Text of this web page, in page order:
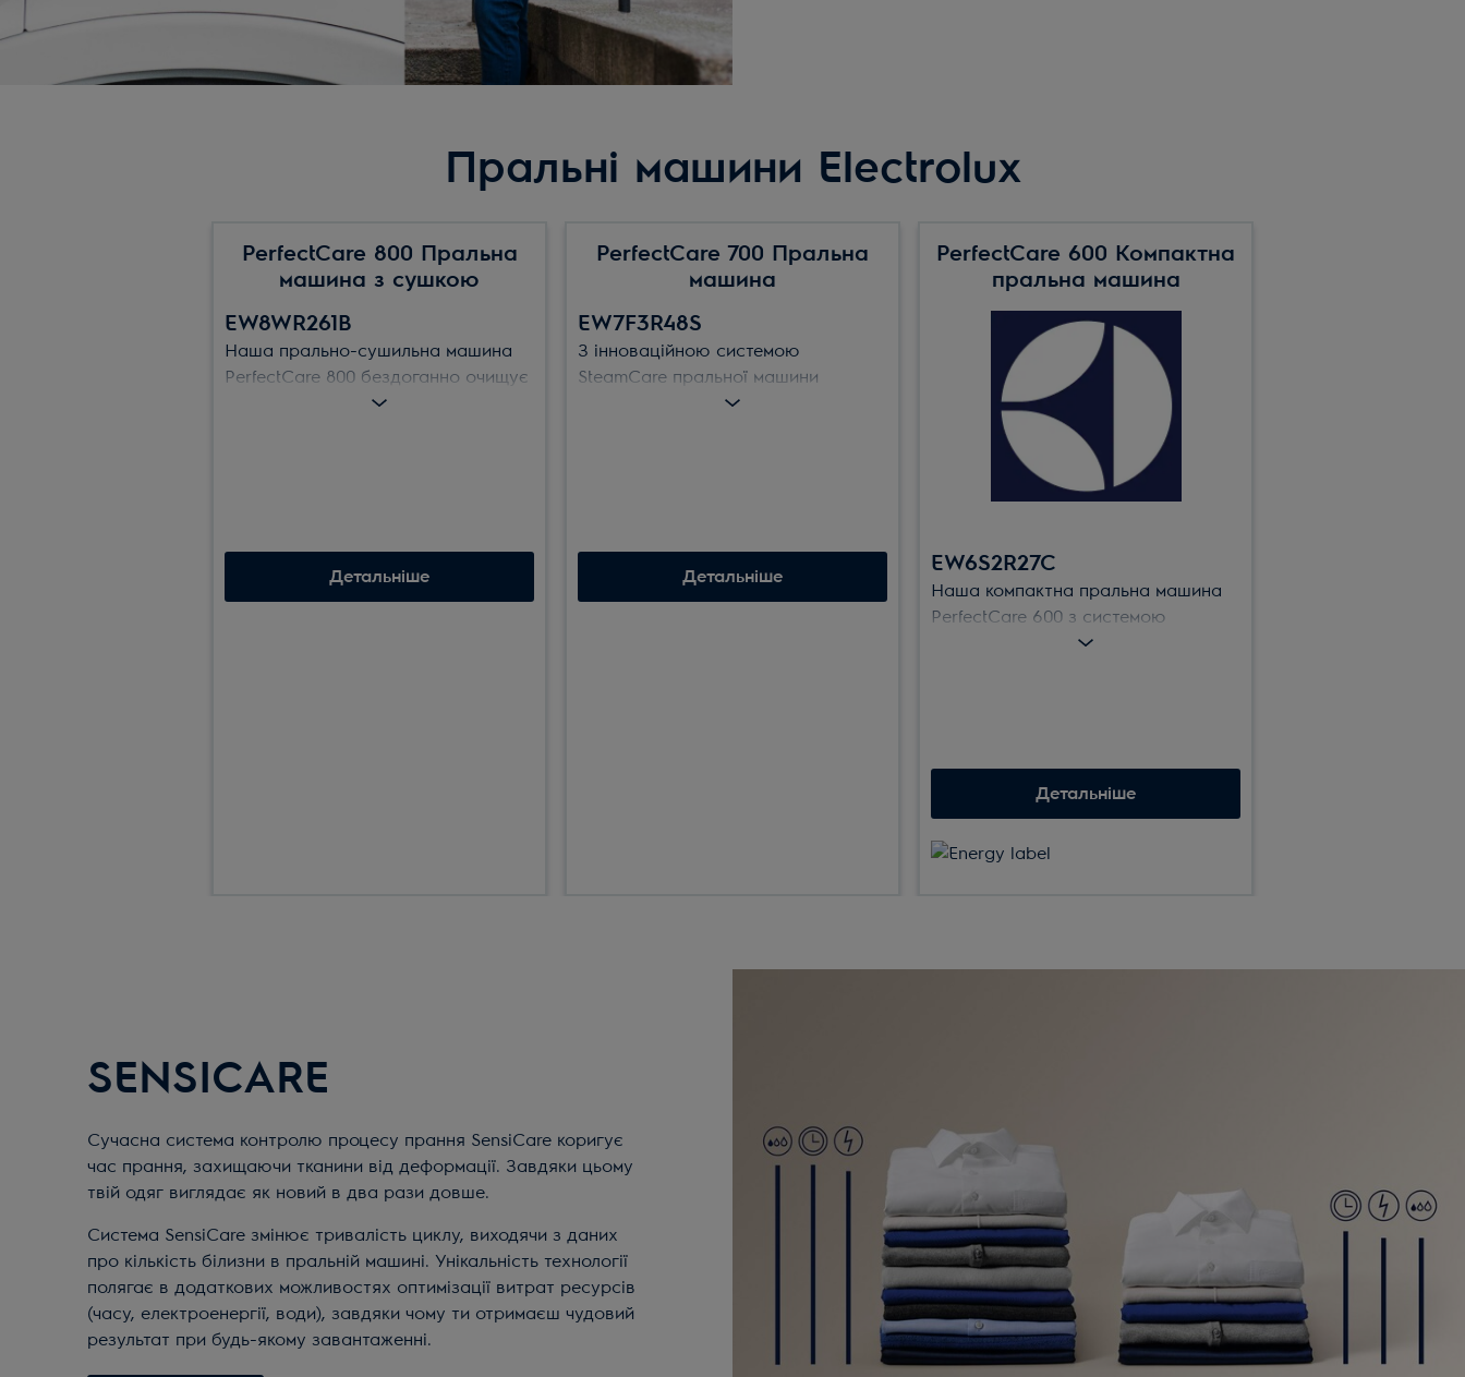
Пральні машини Electrolux
PerfectCare 800 Пральна
машина з сушкою
EW8WR261B
Наша прально-сушильна машина
PerfectCare 800 бездоганно очищує
та піклується про одяг в одному
Детальніше
PerfectCare 700 Пральна
машина
EW7F3R48S
З інноваційною системою
SteamCare пральної машини
PerfectCare 700 завершуйте кожне
Детальніше
PerfectCare 600 Компактна
пральна машина
EW6S2R27C
Наша компактна пральна машина
PerfectCare 600 з системою
SensiCare налаштовує тривалість
Детальніше
SENSICARE
Сучасна система контролю процесу прання SensiCare коригує
час прання, захищаючи тканини від деформації. Завдяки цьому
твій одяг виглядає як новий в два рази довше.
Система SensiCare змінює тривалість циклу, виходячи з даних
про кількість білизни в пральній машині. Унікальність технології
полягає в додаткових можливостях оптимізації витрат ресурсів
(часу, електроенергії, води), завдяки чому ти отримаєш чудовий
результат при будь-якому завантаженні.